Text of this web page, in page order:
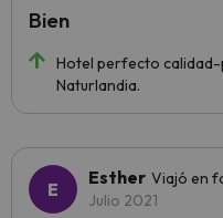
Hotel perfecto calidad-
Naturlandia.
Bien
Esther Viajó en
Julio 2021